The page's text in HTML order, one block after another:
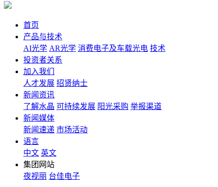
首页
产品与技术
AI光学 AR光学 消费电子及车载光电 技术
投资者关系
加入我们
人才发展 招贤纳士
新闻资讯
了解水晶 可持续发展 阳光采购 举报渠道
新闻媒体
新闻速递 市场活动
语言
中文 英文
集团网站
夜视丽 台佳电子